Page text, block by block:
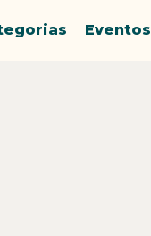
Eventos